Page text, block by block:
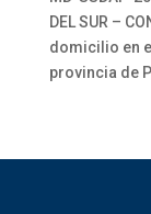
DEL SUR –
domicilio en
provincia de